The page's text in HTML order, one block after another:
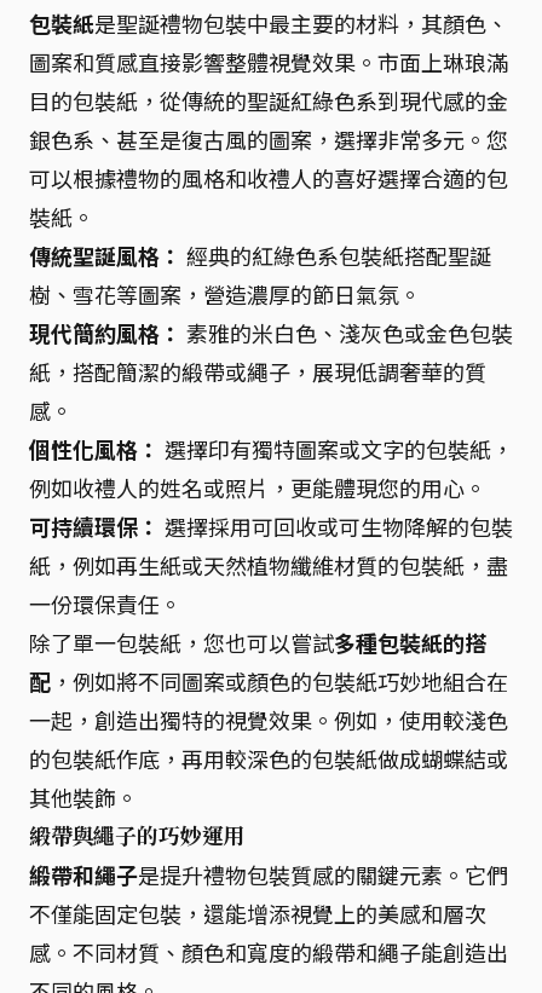
包裝紙是聖誕禮物包裝中最主要的材料，其顏色、
圖案和質感直接影響整體視覺效果。市面上琳琅滿
目的包裝紙，從傳統的聖誕紅綠色系到現代感的金
銀色系、甚至是復古風的圖案，選擇非常多元。您
可以根據禮物的風格和收禮人的喜好選擇合適的包
裝紙。
傳統聖誕風格： 經典的紅綠色系包裝紙搭配聖誕
樹、雪花等圖案，營造濃厚的節日氣氛。
現代簡約風格： 素雅的米白色、淺灰色或金色包裝
紙，搭配簡潔的緞帶或繩子，展現低調奢華的質
感。
個性化風格： 選擇印有獨特圖案或文字的包裝紙，
例如收禮人的姓名或照片，更能體現您的用心。
可持續環保： 選擇採用可回收或可生物降解的包裝
紙，例如再生紙或天然植物纖維材質的包裝紙，盡
一份環保責任。
除了單一包裝紙，您也可以嘗試多種包裝紙的搭
配 ，例如將不同圖案或顏色的包裝紙巧妙地組合在
一起，創造出獨特的視覺效果。例如，使用較淺色
的包裝紙作底，再用較深色的包裝紙做成蝴蝶結或
其他裝飾。
緞帶與繩子的巧妙運用
緞帶和繩子是提升禮物包裝質感的關鍵元素。它們
不僅能固定包裝，還能增添視覺上的美感和層次
感。不同材質、顏色和寬度的緞帶和繩子能創造出